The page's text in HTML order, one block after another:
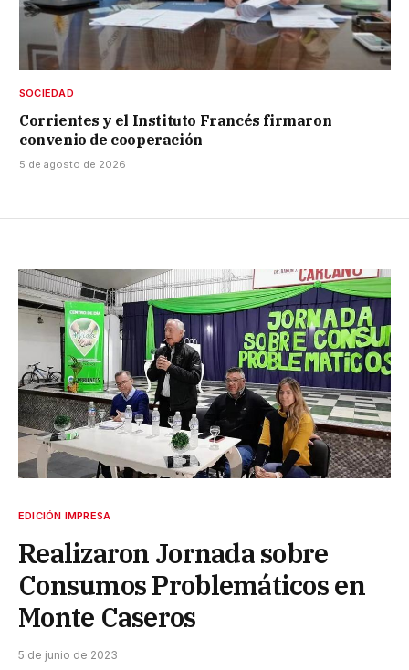
SOCIEDAD
Corrientes y el Instituto Francés firmaron
convenio de cooperación
5 de agosto de 2026
EDICIÓN IMPRESA
Realizaron Jornada sobre
Consumos Problemáticos en
Monte Caseros
5 de junio de 2023